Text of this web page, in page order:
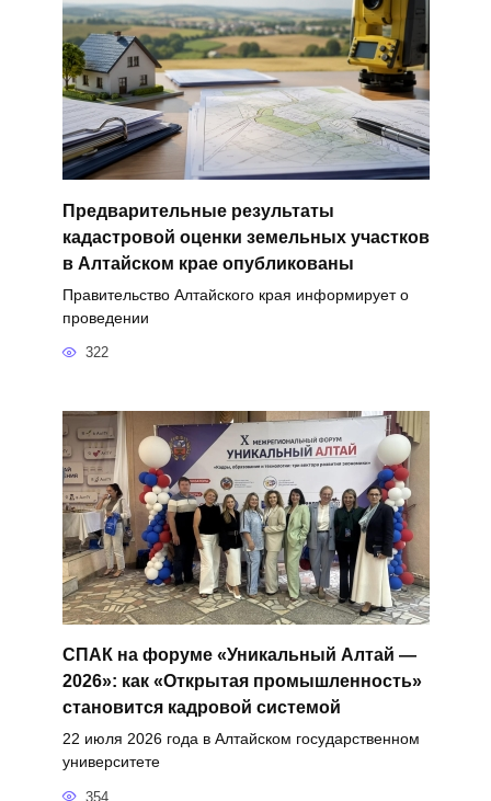
Предварительные результаты
кадастровой оценки земельных участков
в Алтайском крае опубликованы
Правительство Алтайского края информирует о
проведении
322
СПАК на форуме «Уникальный Алтай —
2026»: как «Открытая промышленность»
становится кадровой системой
22 июля 2026 года в Алтайском государственном
университете
354